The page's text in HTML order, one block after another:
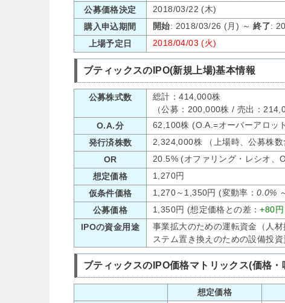
公募価格決定
2018/03/22 (木)
購入申込期間
開始: 2018/03/26 (月) ～終了:
上場予定日
2018/04/03 (火)
ブティックスのIPO(新規上場)基本情報
公募株式数
総計：414,000株
（公募：200,000株 / 売出：
O.A.分
62,100株 (O.A.=オーバーアロッ
発行済株数
2,324,000株 （上場時、公募株数
OR
20.5% (オファリング・レシオ、
想定価格
1,270円
仮条件価格
1,270～1,350円 (変動率：0.0%
公募価格
1,350円 (想定価格との差：+80
IPOの資金用途
事業拡大のための運転資金（人
ステム置き換えのための設備投
ブティックスのIPO価格マトリックス(価格
想定価格